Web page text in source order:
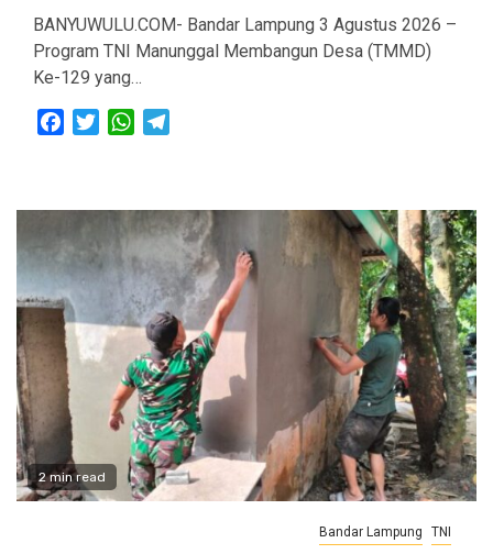
BANYUWULU.COM- Bandar Lampung 3 Agustus 2026 –
Program TNI Manunggal Membangun Desa (TMMD)
Ke-129 yang…
FacebookTwitterWhatsApp
2 min read
Bandar Lampung TNI